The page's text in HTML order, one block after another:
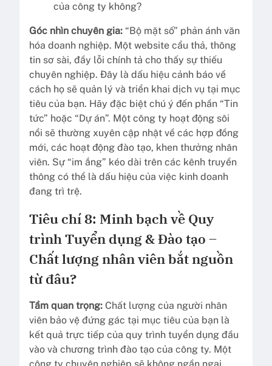
của công ty không?
Góc nhìn chuyên gia: “Bộ mặt số” phản ánh văn
hóa doanh nghiệp. Một website cẩu thả, thông
tin sơ sài, đầy lỗi chính tả cho thấy sự thiếu
chuyên nghiệp. Đây là dấu hiệu cảnh báo về
cách họ sẽ quản lý và triển khai dịch vụ tại mục
tiêu của bạn. Hãy đặc biệt chú ý đến phần “Tin
tức” hoặc “Dự án”. Một công ty hoạt động sôi
nổi sẽ thường xuyên cập nhật về các hợp đồng
mới, các hoạt động đào tạo, khen thưởng nhân
viên. Sự “im ắng” kéo dài trên các kênh truyền
thông có thể là dấu hiệu của việc kinh doanh
đang trì trệ.
Tiêu chí 8: Minh bạch về Quy
trình Tuyển dụng & Đào tạo –
Chất lượng nhân viên bắt nguồn
từ đâu?
Tầm quan trọng: Chất lượng của người nhân
viên bảo vệ đứng gác tại mục tiêu của bạn là
kết quả trực tiếp của quy trình tuyển dụng đầu
vào và chương trình đào tạo của công ty. Một